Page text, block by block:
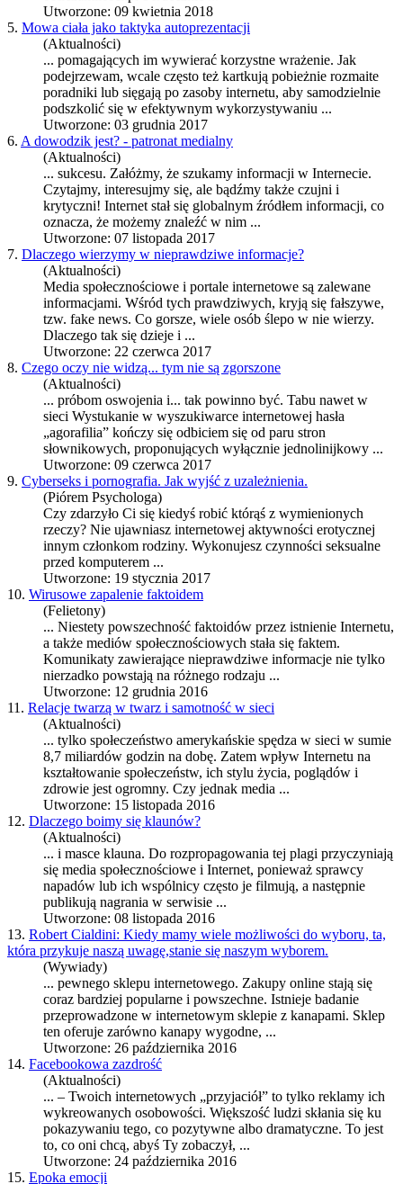
Utworzone: 09 kwietnia 2018
5. Mowa ciała jako taktyka autoprezentacji
(Aktualności)
... pomagających im wywierać korzystne wrażenie. Jak
podejrzewam, wcale często też kartkują pobieżnie rozmaite
poradniki lub sięgają po zasoby internetu, aby samodzielnie
podszkolić się w efektywnym wykorzystywaniu ...
Utworzone: 03 grudnia 2017
6. A dowodzik jest? - patronat medialny
(Aktualności)
... sukcesu. Załóżmy, że szukamy informacji w Internecie.
Czytajmy, interesujmy się, ale bądźmy także czujni i
krytyczni! Internet stał się globalnym źródłem informacji, co
oznacza, że możemy znaleźć w nim ...
Utworzone: 07 listopada 2017
7. Dlaczego wierzymy w nieprawdziwe informacje?
(Aktualności)
Media społecznościowe i portale internetowe są zalewane
informacjami. Wśród tych prawdziwych, kryją się fałszywe,
tzw. fake news. Co gorsze, wiele osób ślepo w nie wierzy.
Dlaczego tak się dzieje i ...
Utworzone: 22 czerwca 2017
8. Czego oczy nie widzą... tym nie są zgorszone
(Aktualności)
... próbom oswojenia i... tak powinno być. Tabu nawet w
sieci Wystukanie w wyszukiwarce internetowej hasła
„agorafilia” kończy się odbiciem się od paru stron
słownikowych, proponujących wyłącznie jednolinijkowy ...
Utworzone: 09 czerwca 2017
9. Cyberseks i pornografia. Jak wyjść z uzależnienia.
(Piórem Psychologa)
Czy zdarzyło Ci się kiedyś robić którąś z wymienionych
rzeczy? Nie ujawniasz internetowej aktywności erotycznej
innym członkom rodziny. Wykonujesz czynności seksualne
przed komputerem ...
Utworzone: 19 stycznia 2017
10. Wirusowe zapalenie faktoidem
(Felietony)
... Niestety powszechność faktoidów przez istnienie Internetu,
a także mediów społecznościowych stała się faktem.
Komunikaty zawierające nieprawdziwe informacje nie tylko
nierzadko powstają na różnego rodzaju ...
Utworzone: 12 grudnia 2016
11. Relacje twarzą w twarz i samotność w sieci
(Aktualności)
... tylko społeczeństwo amerykańskie spędza w sieci w sumie
8,7 miliardów godzin na dobę. Zatem wpływ Internetu na
kształtowanie społeczeństw, ich stylu życia, poglądów i
zdrowie jest ogromny. Czy jednak media ...
Utworzone: 15 listopada 2016
12. Dlaczego boimy się klaunów?
(Aktualności)
... i masce klauna. Do rozpropagowania tej plagi przyczyniają
się media społecznościowe i Internet, ponieważ sprawcy
napadów lub ich wspólnicy często je filmują, a następnie
publikują nagrania w serwisie ...
Utworzone: 08 listopada 2016
13. Robert Cialdini: Kiedy mamy wiele możliwości do wyboru, ta,
która przykuje naszą uwagę,stanie się naszym wyborem.
(Wywiady)
... pewnego sklepu internetowego. Zakupy online stają się
coraz bardziej popularne i powszechne. Istnieje badanie
przeprowadzone w internetowym sklepie z kanapami. Sklep
ten oferuje zarówno kanapy wygodne, ...
Utworzone: 26 października 2016
14. Facebookowa zazdrość
(Aktualności)
... – Twoich internetowych „przyjaciół” to tylko reklamy ich
wykreowanych osobowości. Większość ludzi skłania się ku
pokazywaniu tego, co pozytywne albo dramatyczne. To jest
to, co oni chcą, abyś Ty zobaczył, ...
Utworzone: 24 października 2016
15. Epoka emocji